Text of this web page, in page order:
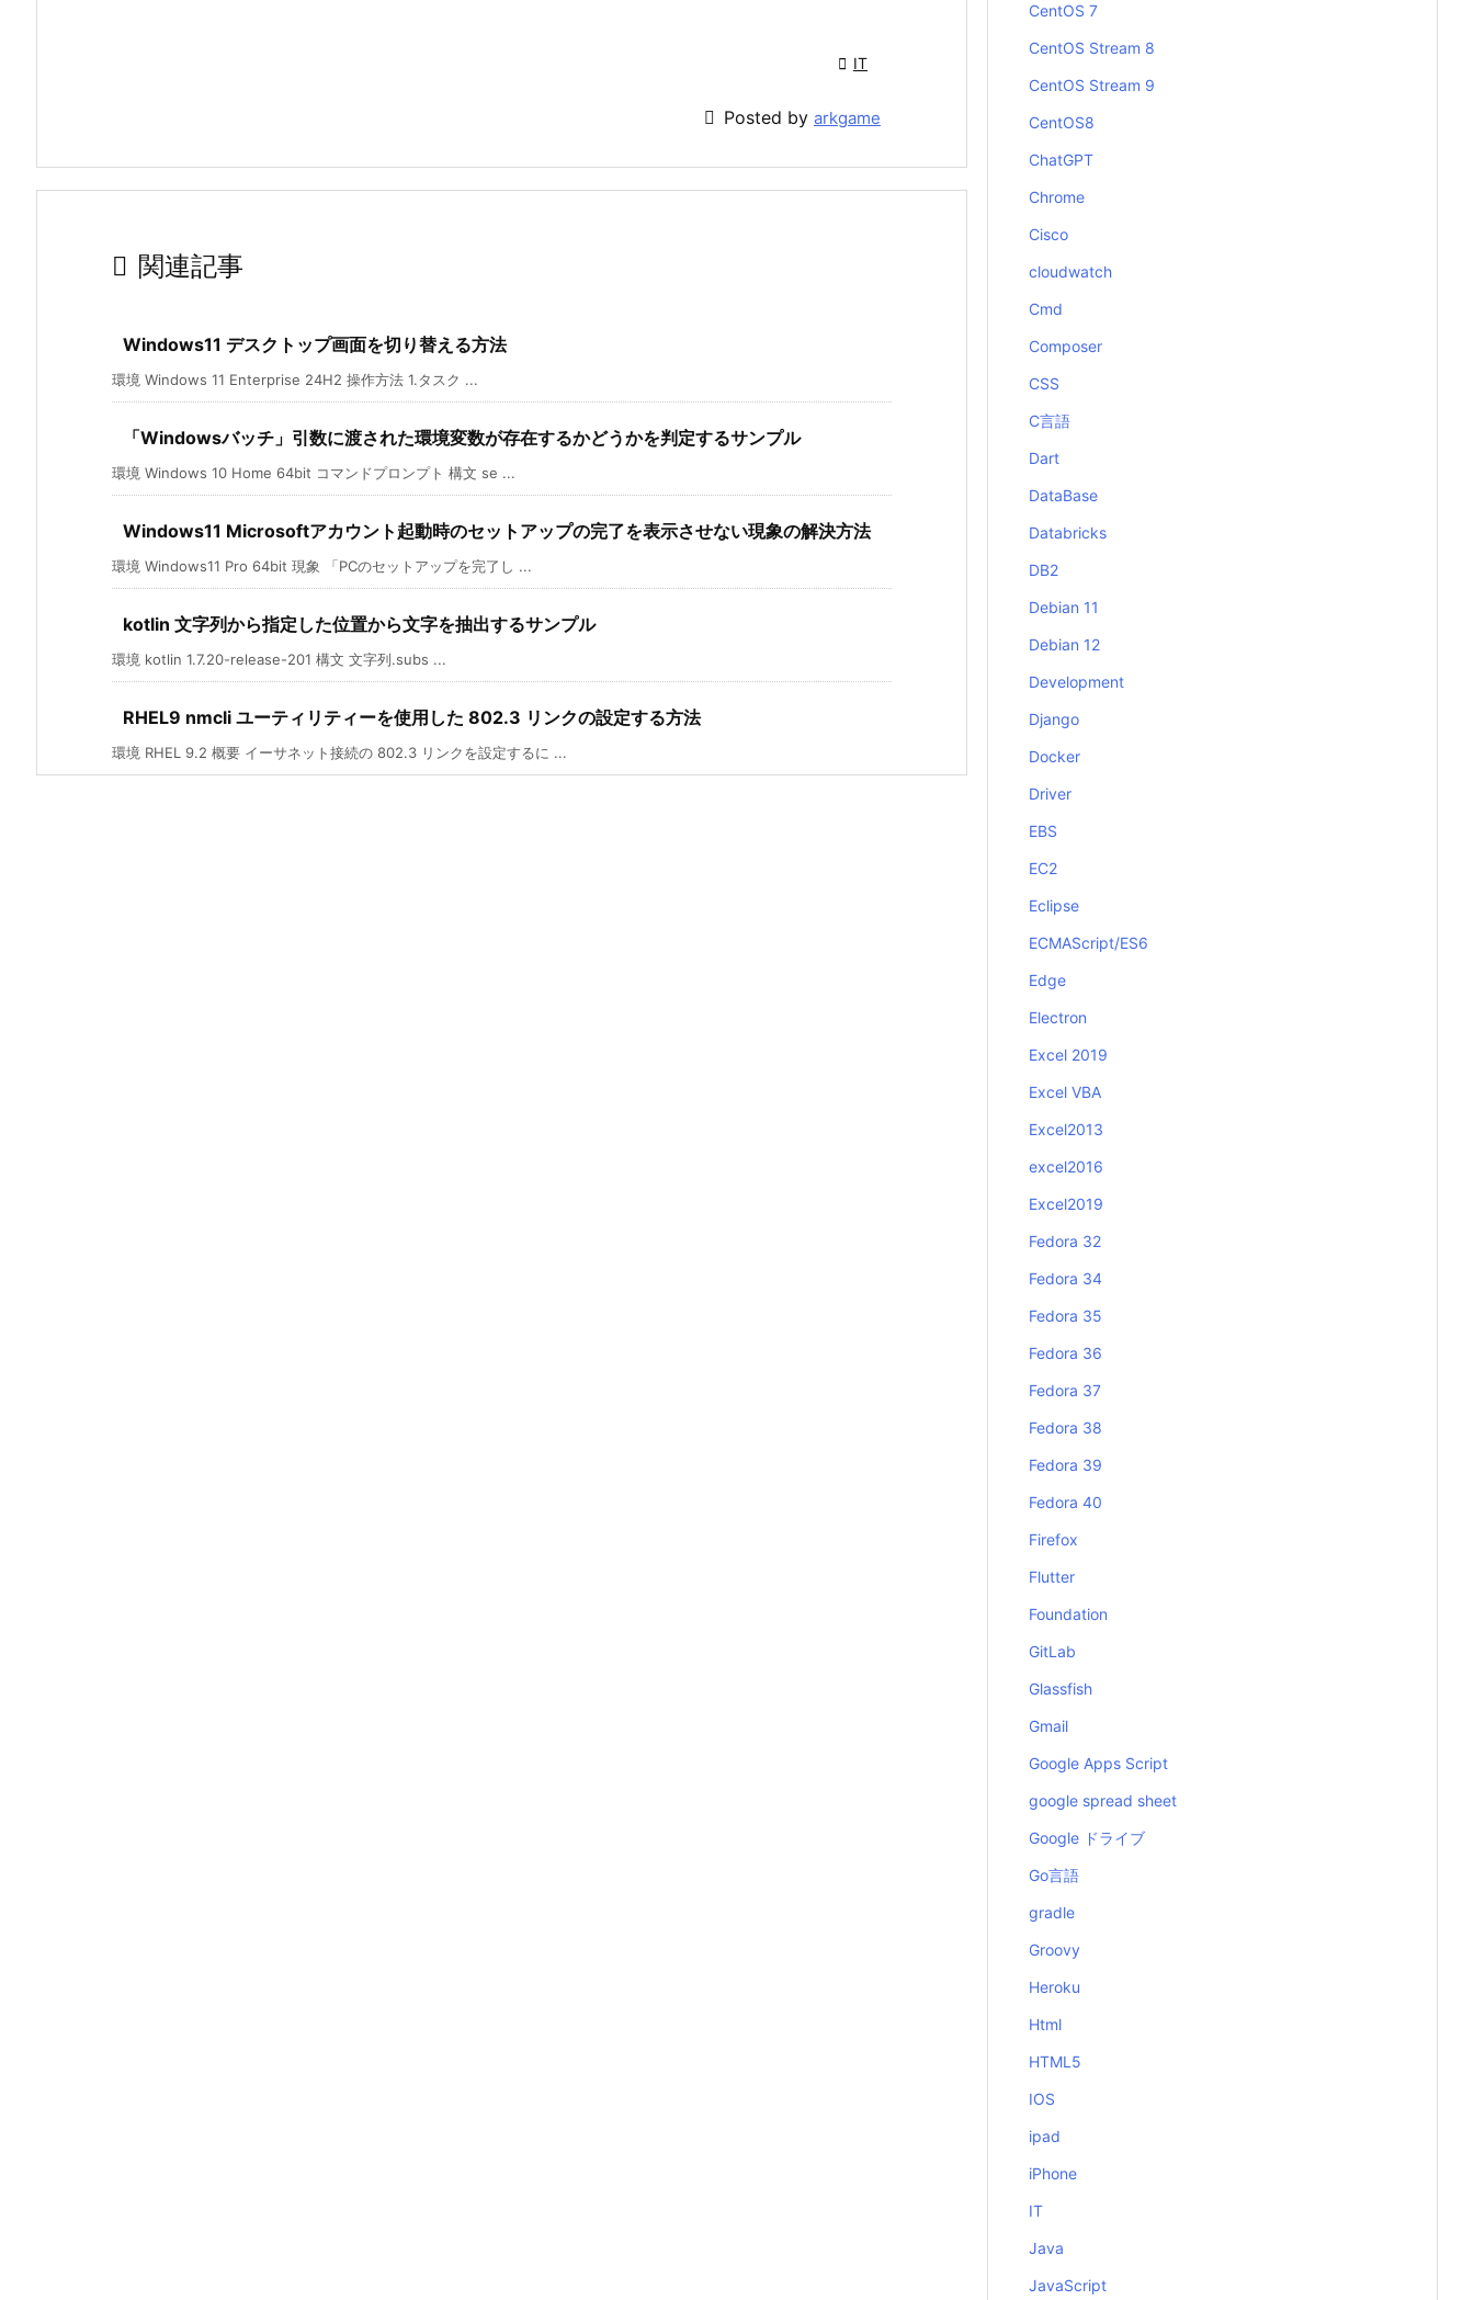
 IT
 Posted by arkgame
 関連記事
Windows11 デスクトップ画面を切り替える方法
環境 Windows 11 Enterprise 24H2 操作方法 1.タスク ...
「Windowsバッチ」引数に渡された環境変数が存在するかどうかを判定するサンプル
環境 Windows 10 Home 64bit コマンドプロンプト 構文 se ...
Windows11 Microsoftアカウント起動時のセットアップの完了を表示させない現象の解決方法
環境 Windows11 Pro 64bit 現象 「PCのセットアップを完了し ...
kotlin 文字列から指定した位置から文字を抽出するサンプル
環境 kotlin 1.7.20-release-201 構文 文字列.subs ...
RHEL9 nmcli ユーティリティーを使用した 802.3 リンクの設定する方法
環境 RHEL 9.2 概要 イーサネット接続の 802.3 リンクを設定するに ...
CentOS 7
CentOS Stream 8
CentOS Stream 9
CentOS8
ChatGPT
Chrome
Cisco
cloudwatch
Cmd
Composer
CSS
C言語
Dart
DataBase
Databricks
DB2
Debian 11
Debian 12
Development
Django
Docker
Driver
EBS
EC2
Eclipse
ECMAScript/ES6
Edge
Electron
Excel 2019
Excel VBA
Excel2013
excel2016
Excel2019
Fedora 32
Fedora 34
Fedora 35
Fedora 36
Fedora 37
Fedora 38
Fedora 39
Fedora 40
Firefox
Flutter
Foundation
GitLab
Glassfish
Gmail
Google Apps Script
google spread sheet
Google ドライブ
Go言語
gradle
Groovy
Heroku
Html
HTML5
IOS
ipad
iPhone
IT
Java
JavaScript